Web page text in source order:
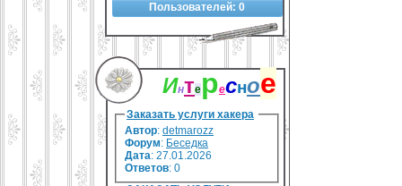
Пользователей: 0
Интересное
Заказать услуги хакера
Автор: detmarozz
Форум: Беседка
Дата: 27.01.2026
Ответов: 0